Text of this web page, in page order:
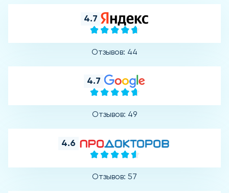
4.7
Отзывов: 44
4.7
Отзывов: 49
4.6
Отзывов: 57